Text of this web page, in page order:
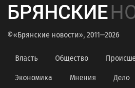
БРЯНСКИЕ
©«Брянские новости», 2011—2026
Власть Общество
Экономика Мнения Дело